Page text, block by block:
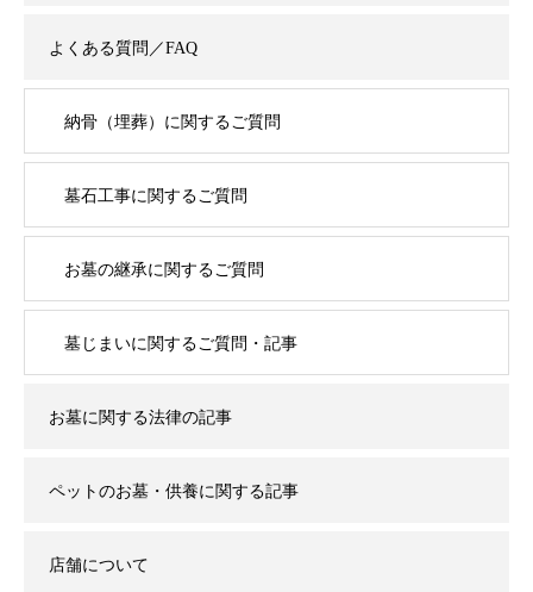
よくある質問／FAQ
納骨（埋葬）に関するご質問
墓石工事に関するご質問
お墓の継承に関するご質問
墓じまいに関するご質問・記事
お墓に関する法律の記事
ペットのお墓・供養に関する記事
店舗について